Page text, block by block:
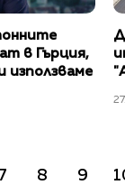
в Гърция,
използваме
8 9